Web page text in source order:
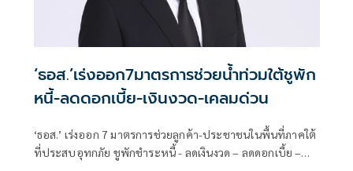
‘ธอส.’เร่งออก7มาตรการช่วยน้ำท่วมใต้ชูพัก
หนี้-ลดดอกเบี้ย-เงินงวด-เคลมด่วน
‘ธอส.’ เร่งออก 7 มาตรการช่วยลูกค้า-ประชาชนในพื้นที่ภาคใต้
ที่ประสบอุทกภัย ชูพักชำระหนี้ - ลดเงินงวด – ลดดอกเบี้ย –